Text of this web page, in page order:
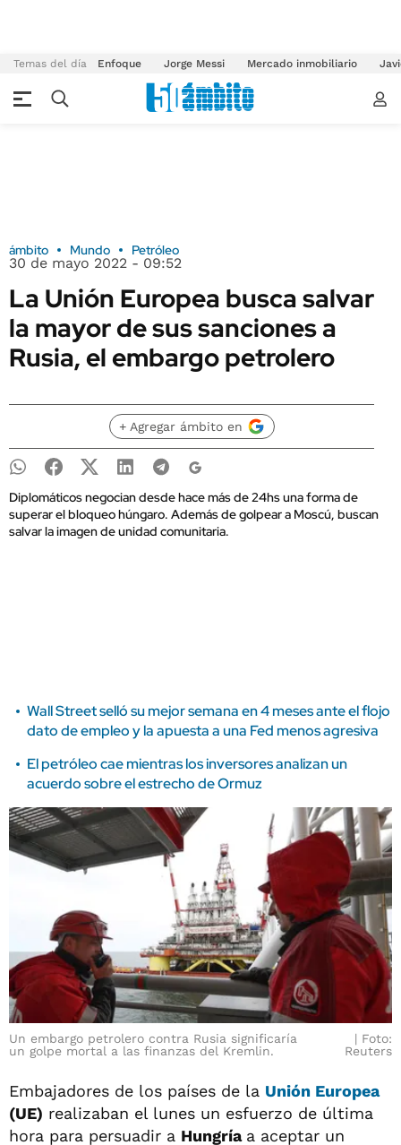
Temas del día Enfoque Jorge Messi Mercado inmobiliario
ámbito Mundo Petróleo
30 de mayo 2022 - 09:52
La Unión Europea busca salvar
la mayor de sus sanciones a
Rusia, el embargo petrolero
+ Agregar ámbito en
Diplomáticos negocian desde hace más de 24hs una forma de
superar el bloqueo húngaro. Además de golpear a Moscú, buscan
salvar la imagen de unidad comunitaria.
Wall Street selló su mejor semana en 4 meses ante el flojo
dato de empleo y la apuesta a una Fed menos agresiva
El petróleo cae mientras los inversores analizan un
acuerdo sobre el estrecho de Ormuz
Un embargo petrolero contra Rusia significaría
un golpe mortal a las finanzas del Kremlin.
Foto:
Reuters
Embajadores de los países de la Unión Europea
(UE) realizaban el lunes un esfuerzo de última
hora para persuadir a Hungría a aceptar un